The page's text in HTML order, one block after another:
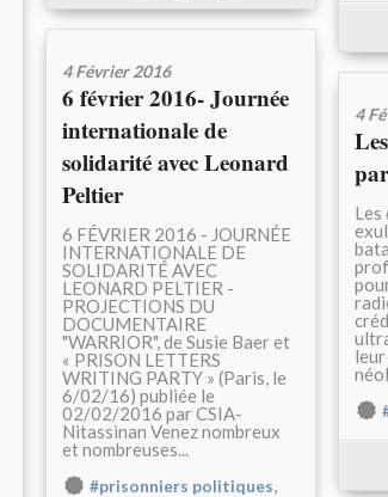
4 Février 2016
6 février 2016- Journée
internationale de
solidarité avec Leonard
Peltier
6 FÉVRIER 2016 - JOURNÉE
INTERNATIONALE DE
SOLIDARITÉ AVEC
LEONARD PELTIER -
PROJECTIONS DU
DOCUMENTAIRE
"WARRIOR", de Susie Baer et
« PRISON LETTERS
WRITING PARTY » (Paris, le
6/02/16) publiée le
02/02/2016 par CSIA-
Nitassinan Venez nombreux
et nombreuses...
#prisonniers politiques,
4
Les